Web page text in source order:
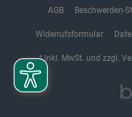
AGB Beschwerden-
Widerrufsformular
* Inkl. MwSt. und zzgl.